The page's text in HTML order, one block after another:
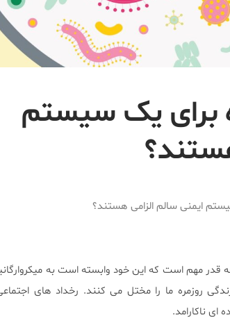
برای یک سیستم
ایمنی سالم الزامی هستند؟
قدر مهم است که این خود وابسته است به
روزمره ما را مختل می کنند. رخداد های
ناکارامد.